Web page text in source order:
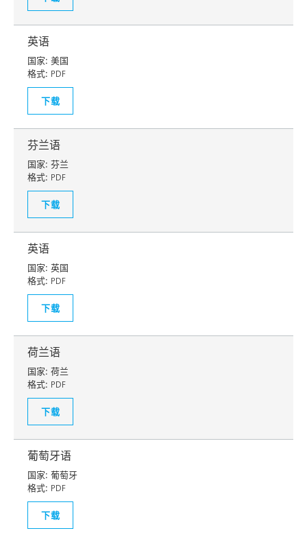
英语
国家: 美国
格式: PDF
下载
芬兰语
国家: 芬兰
格式: PDF
下载
英语
国家: 英国
格式: PDF
下载
荷兰语
国家: 荷兰
格式: PDF
下载
葡萄牙语
国家: 葡萄牙
格式: PDF
下载